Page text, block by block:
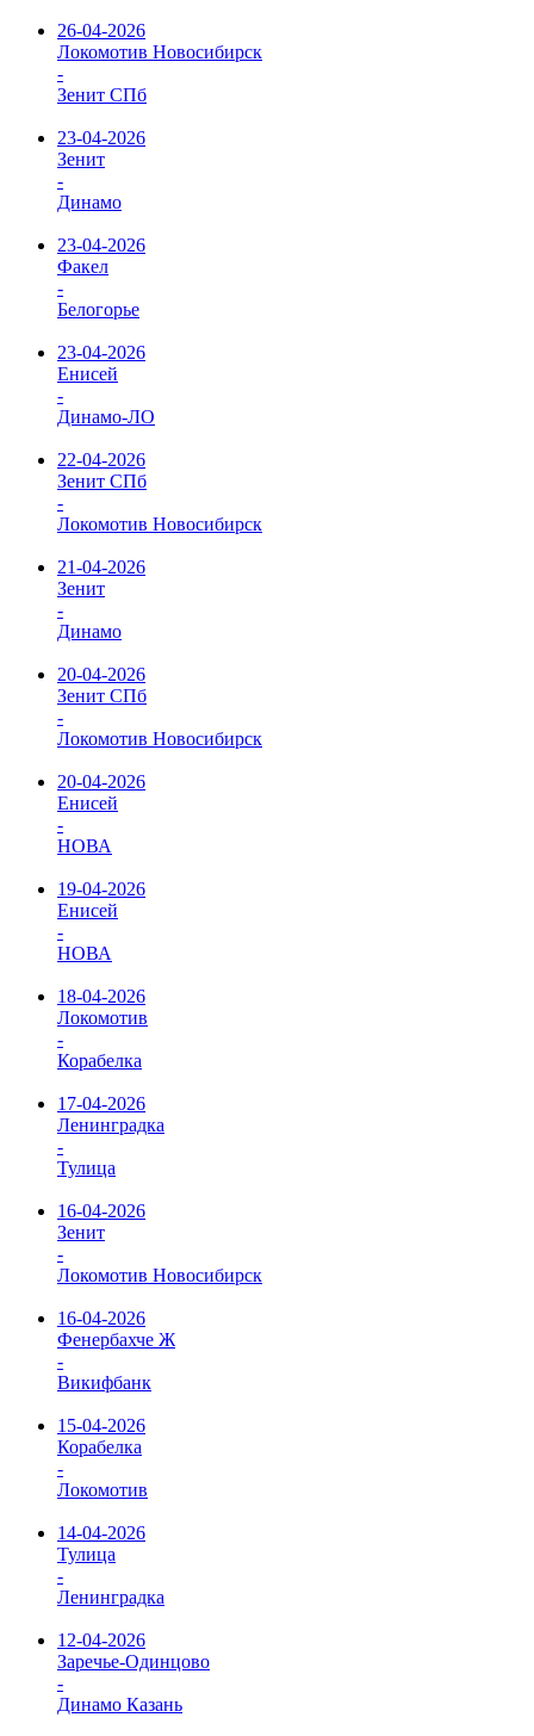
26-04-2026
Локомотив Новосибирск
-
Зенит СПб
23-04-2026
Зенит
-
Динамо
23-04-2026
Факел
-
Белогорье
23-04-2026
Енисей
-
Динамо-ЛО
22-04-2026
Зенит СПб
-
Локомотив Новосибирск
21-04-2026
Зенит
-
Динамо
20-04-2026
Зенит СПб
-
Локомотив Новосибирск
20-04-2026
Енисей
-
НОВА
19-04-2026
Енисей
-
НОВА
18-04-2026
Локомотив
-
Корабелка
17-04-2026
Ленинградка
-
Тулица
16-04-2026
Зенит
-
Локомотив Новосибирск
16-04-2026
Фенербахче Ж
-
Викифбанк
15-04-2026
Корабелка
-
Локомотив
14-04-2026
Тулица
-
Ленинградка
12-04-2026
Заречье-Одинцово
-
Динамо Казань